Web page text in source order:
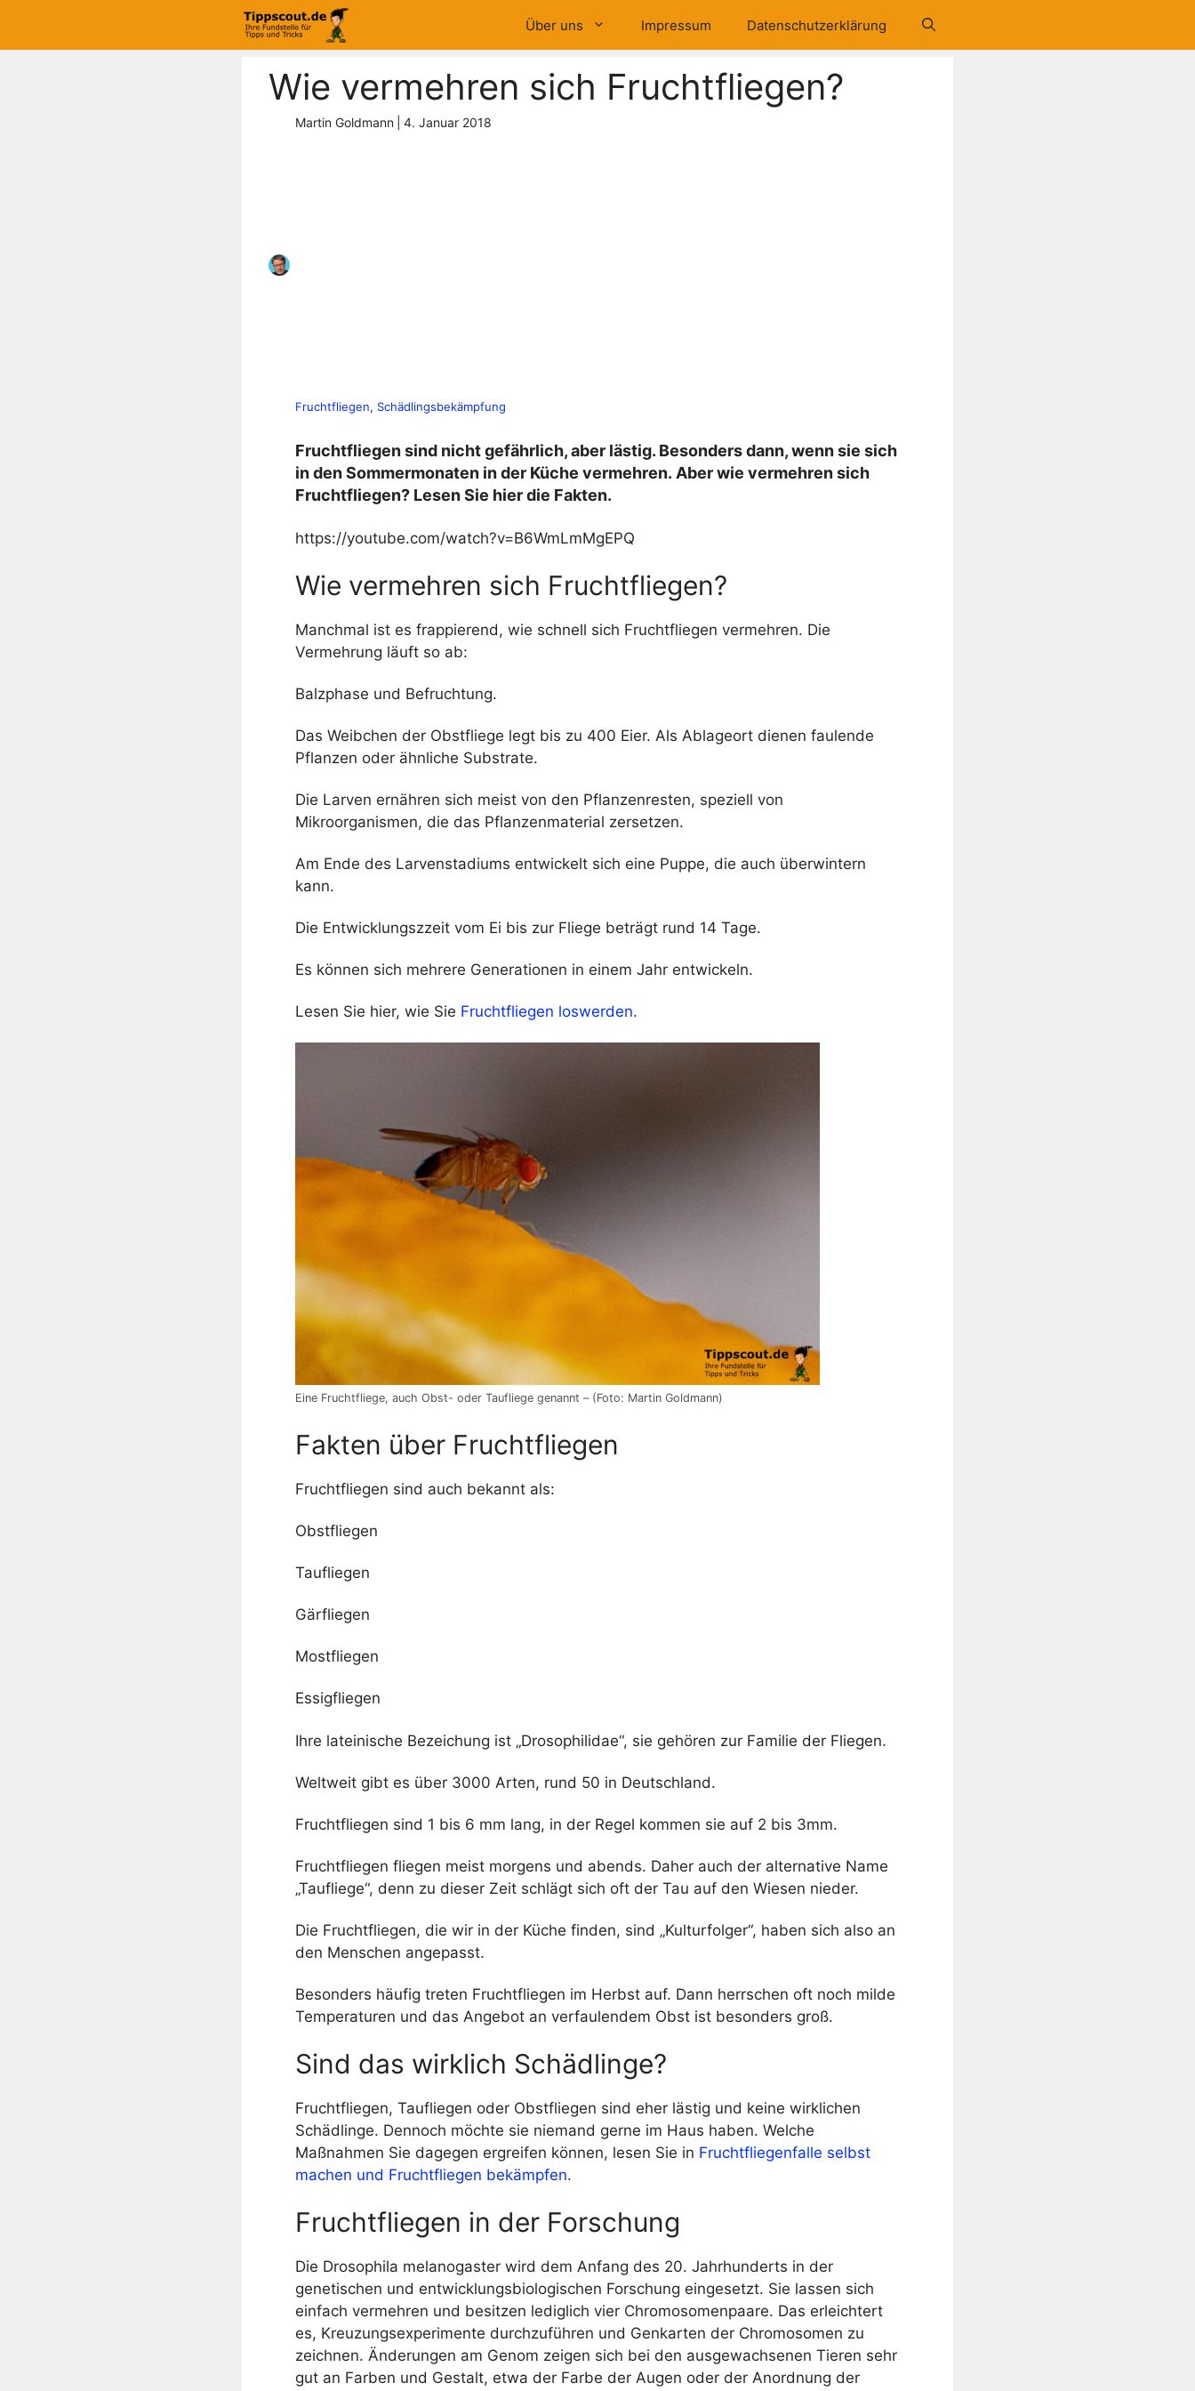
springen
Über uns Impressum Datenschutzerklärung
Wie vermehren sich Fruchtfliegen?
Martin Goldmann 4. Januar 2018
Fruchtfliegen, Schädlingsbekämpfung
Fruchtfliegen sind nicht gefährlich, aber lästig. Besonders dann, wenn sie sich
in den Sommermonaten in der Küche vermehren. Aber wie vermehren sich
Fruchtfliegen? Lesen Sie hier die Fakten.
https://youtube.com/watch?v=B6WmLmMgEPQ
Wie vermehren sich Fruchtfliegen?
Manchmal ist es frappierend, wie schnell sich Fruchtfliegen vermehren. Die
Vermehrung läuft so ab:
Balzphase und Befruchtung.
Das Weibchen der Obstfliege legt bis zu 400 Eier. Als Ablageort dienen faulende
Pflanzen oder ähnliche Substrate.
Die Larven ernähren sich meist von den Pflanzenresten, speziell von
Mikroorganismen, die das Pflanzenmaterial zersetzen.
Am Ende des Larvenstadiums entwickelt sich eine Puppe, die auch überwintern
kann.
Die Entwicklungszzeit vom Ei bis zur Fliege beträgt rund 14 Tage.
Es können sich mehrere Generationen in einem Jahr entwickeln.
Lesen Sie hier, wie Sie Fruchtfliegen loswerden.
Eine Fruchtfliege, auch Obst- oder Taufliege genannt – (Foto: Martin Goldmann)
Fakten über Fruchtfliegen
Fruchtfliegen sind auch bekannt als:
Obstfliegen
Taufliegen
Gärfliegen
Mostfliegen
Essigfliegen
Ihre lateinische Bezeichung ist „Drosophilidae“, sie gehören zur Familie der Fliegen.
Weltweit gibt es über 3000 Arten, rund 50 in Deutschland.
Fruchtfliegen sind 1 bis 6 mm lang, in der Regel kommen sie auf 2 bis 3mm.
Fruchtfliegen fliegen meist morgens und abends. Daher auch der alternative Name
„Taufliege“, denn zu dieser Zeit schlägt sich oft der Tau auf den Wiesen nieder.
Die Fruchtfliegen, die wir in der Küche finden, sind „Kulturfolger“, haben sich also an
den Menschen angepasst.
Besonders häufig treten Fruchtfliegen im Herbst auf. Dann herrschen oft noch milde
Temperaturen und das Angebot an verfaulendem Obst ist besonders groß.
Sind das wirklich Schädlinge?
Fruchtfliegen, Taufliegen oder Obstfliegen sind eher lästig und keine wirklichen
Schädlinge. Dennoch möchte sie niemand gerne im Haus haben. Welche
Maßnahmen Sie dagegen ergreifen können, lesen Sie in Fruchtfliegenfalle selbst
machen und Fruchtfliegen bekämpfen.
Fruchtfliegen in der Forschung
Die Drosophila melanogaster wird dem Anfang des 20. Jahrhunderts in der
genetischen und entwicklungsbiologischen Forschung eingesetzt. Sie lassen sich
einfach vermehren und besitzen lediglich vier Chromosomenpaare. Das erleichtert
es, Kreuzungsexperimente durchzuführen und Genkarten der Chromosomen zu
zeichnen. Änderungen am Genom zeigen sich bei den ausgewachsenen Tieren sehr
gut an Farben und Gestalt, etwa der Farbe der Augen oder der Anordnung der